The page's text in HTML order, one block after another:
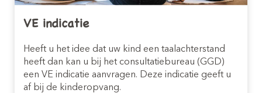
VE indicatie
Heeft u het idee dat uw kind een taalachterstand
heeft dan kan u bij het consultatiebureau (GGD)
een VE indicatie aanvragen. Deze indicatie geeft u
af bij de kinderopvang.